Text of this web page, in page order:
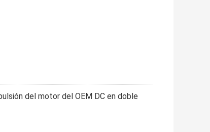
del motor del OEM DC en doble